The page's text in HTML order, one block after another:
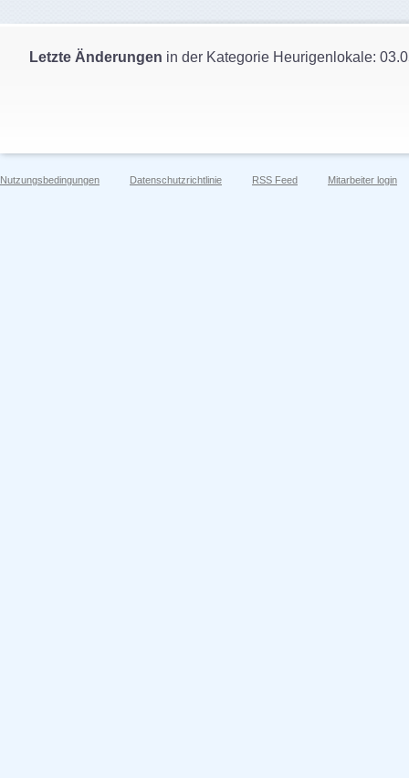
Letzte Änderungen in der Kategorie Heurigenlokale:
Nutzungsbedingungen Datenschutzrichtlinie RSS Feed Mitarbeiter login